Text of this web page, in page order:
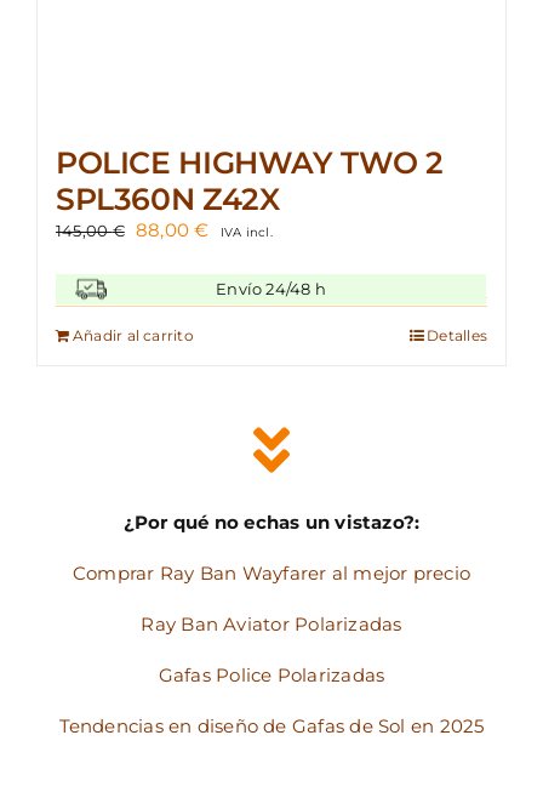
POLICE HIGHWAY TWO 2
SPL360N Z42X
145,00€ El
original
era:
145,00 €.
88,00€ El
actual
es:
IVA incl.
Envío 24/48 h
Añadir al carrito Detalles
¿Por qué no echas un vistazo?:
Comprar Ray Ban Wayfarer al mejor precio
Ray Ban Aviator Polarizadas
Gafas Police Polarizadas
Tendencias en diseño de Gafas de Sol en 2025